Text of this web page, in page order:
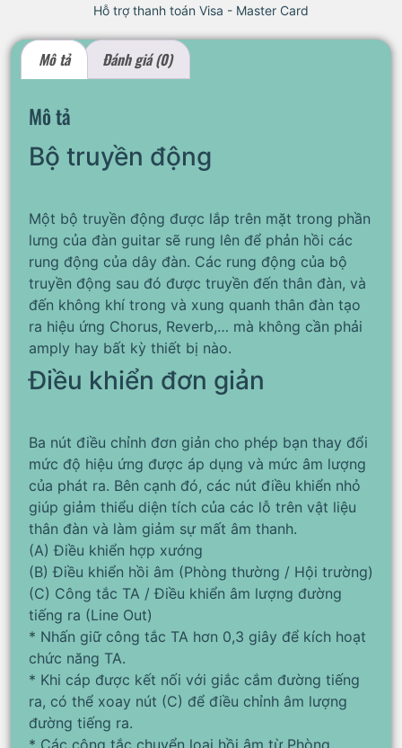
Hỗ trợ thanh toán Visa - Master Card
Mô tả Đánh giá (0)
Mô tả
Bộ truyền động
Một bộ truyền động được lắp trên mặt trong phần
lưng của đàn guitar sẽ rung lên để phản hồi các
rung động của dây đàn. Các rung động của bộ
truyền động sau đó được truyền đến thân đàn, và
đến không khí trong và xung quanh thân đàn tạo
ra hiệu ứng Chorus, Reverb,… mà không cần phải
amply hay bất kỳ thiết bị nào.
Điều khiển đơn giản
Ba nút điều chỉnh đơn giản cho phép bạn thay đổi
mức độ hiệu ứng được áp dụng và mức âm lượng
của phát ra. Bên cạnh đó, các nút điều khiển nhỏ
giúp giảm thiểu diện tích của các lỗ trên vật liệu
thân đàn và làm giảm sự mất âm thanh.
(A) Điều khiển hợp xướng
(B) Điều khiển hồi âm (Phòng thường / Hội trường)
(C) Công tắc TA / Điều khiển âm lượng đường
tiếng ra (Line Out)
* Nhấn giữ công tắc TA hơn 0,3 giây để kích hoạt
chức năng TA.
* Khi cáp được kết nối với giắc cắm đường tiếng
ra, có thể xoay nút (C) để điều chỉnh âm lượng
đường tiếng ra.
* Các công tắc chuyển loại hồi âm từ Phòng